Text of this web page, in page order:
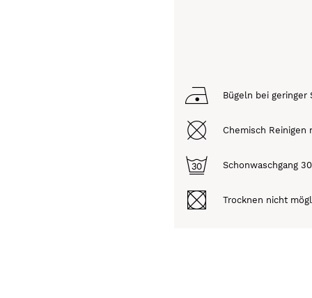
Bügeln bei geringer
Chemisch Reinigen
Schonwaschgang
Trocknen nicht